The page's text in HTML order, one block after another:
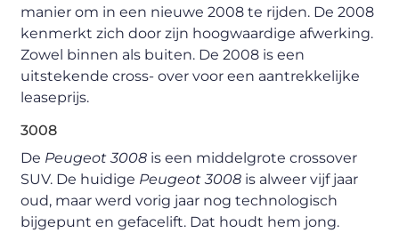
manier om in een nieuwe 2008 te rijden. De 2008
kenmerkt zich door zijn hoogwaardige afwerking.
Zowel binnen als buiten. De 2008 is een
uitstekende cross- over voor een aantrekkelijke
leaseprijs.
3008
De Peugeot 3008 is een middelgrote crossover
SUV. De huidige Peugeot 3008 is alweer vijf jaar
oud, maar werd vorig jaar nog technologisch
bijgepunt en gefacelift. Dat houdt hem jong.